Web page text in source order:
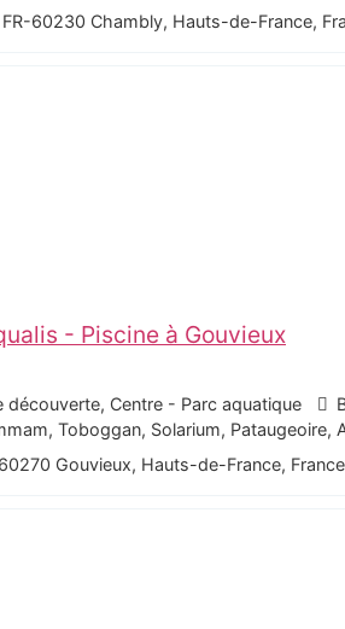
60230 Chambly, Hauts-de-France,
- Piscine à Gouvieux
découverte, Centre - Parc aquatique
Toboggan, Solarium, Pataugeoire,
Gouvieux, Hauts-de-France, France